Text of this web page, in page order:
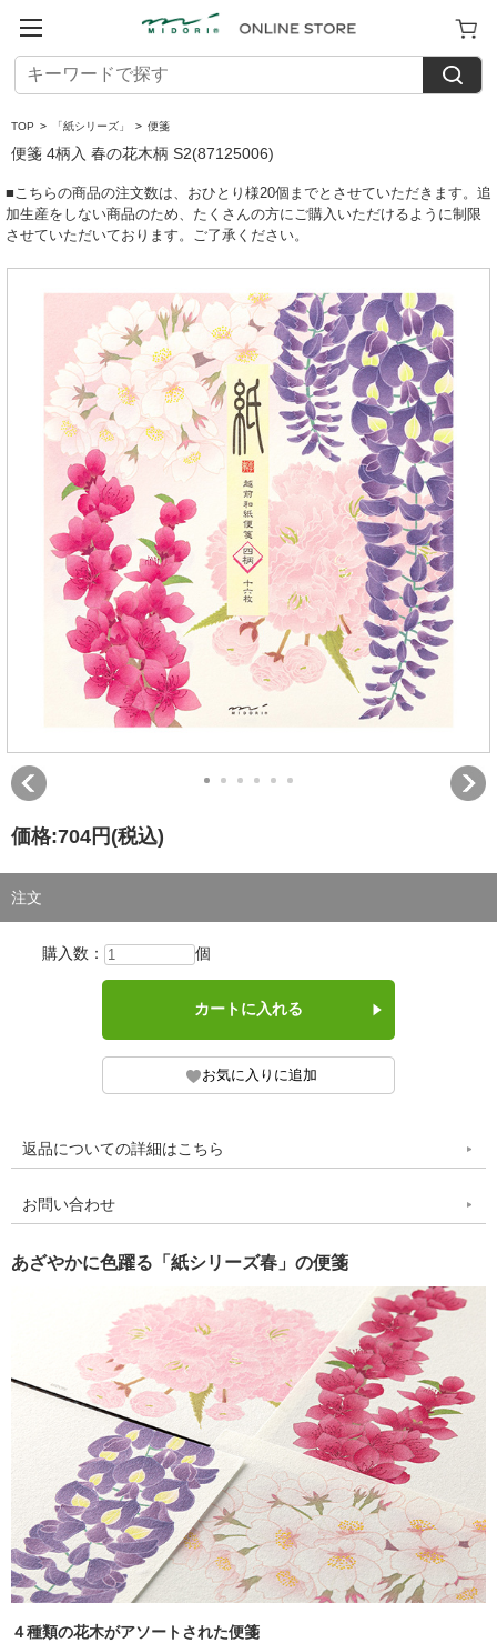
TOP > 「紙シリーズ」 > 便箋
便箋 4柄入 春の花木柄 S2(87125006)
■こちらの商品の注文数は、おひとり様20個までとさせていただきます。追
加生産をしない商品のため、たくさんの方にご購入いただけるように制限
させていただいております。ご了承ください。
価格:704円 (税込)
注文
購入数： 個
返品についての詳細はこちら
お問い合わせ
あざやかに色躍る「紙シリーズ春」の便箋
４種類の花木がアソートされた便箋